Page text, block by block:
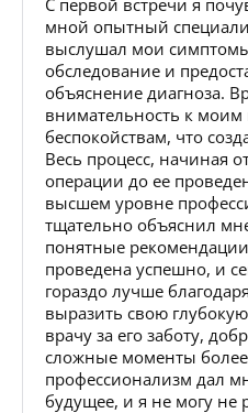
мной опытный
выслушал мои
обследование и
объяснение диагноза.
внимательность к моим
беспокойствам, что
Весь процесс, начиная
операции до ее
высшем уровне
тщательно объяснил
понятные
проведена успешно, и
гораздо лучше
выразить свою
врачу за его заботу,
сложные моменты более
профессионализм дал
будущее, и я не могу не